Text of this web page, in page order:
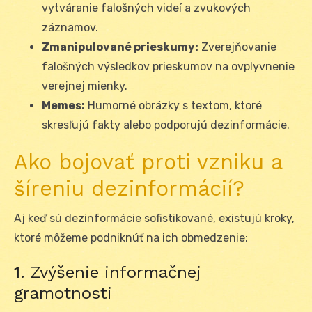
vytváranie falošných videí a zvukových
záznamov.
Zmanipulované prieskumy: Zverejňovanie
falošných výsledkov prieskumov na ovplyvnenie
verejnej mienky.
Memes: Humorné obrázky s textom, ktoré
skresľujú fakty alebo podporujú dezinformácie.
Ako bojovať proti vzniku a
šíreniu dezinformácií?
Aj keď sú dezinformácie sofistikované, existujú kroky,
ktoré môžeme podniknúť na ich obmedzenie:
1. Zvýšenie informačnej
gramotnosti